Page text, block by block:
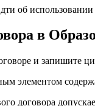
об
в
и запишите
элементом
договора